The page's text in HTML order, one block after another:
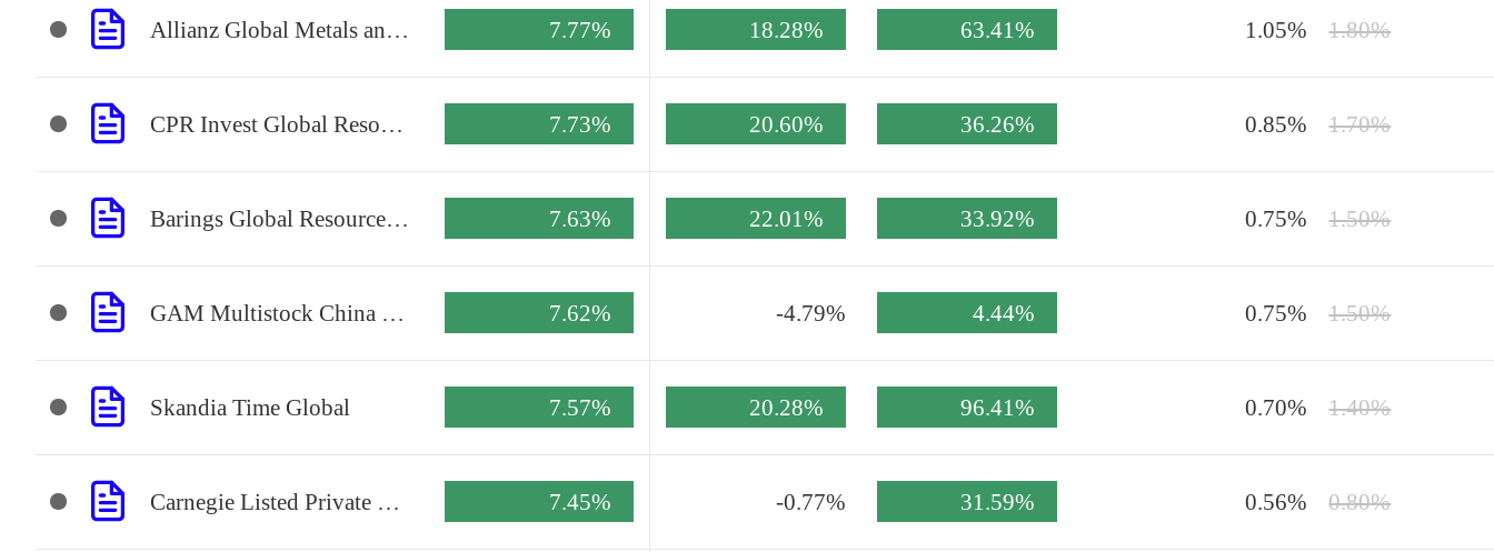
Allianz Global Metals and Mining A EUR 7.77% 18.28% 63.41% 1.05% 1.80%
CPR Invest Global Resources A USD Acc 7.73% 20.60% 36.26% 0.85% 1.70%
Barings Global Resources A USD Inc 7.63% 22.01% 33.92% 0.75% 1.50%
GAM Multistock China Evolution Eq USD B 7.62% -4.79% 4.44% 0.75% 1.50%
Skandia Time Global 7.57% 20.28% 96.41% 0.70% 1.40%
7.45% -0.77% 31.59% 0.56% 0.80%